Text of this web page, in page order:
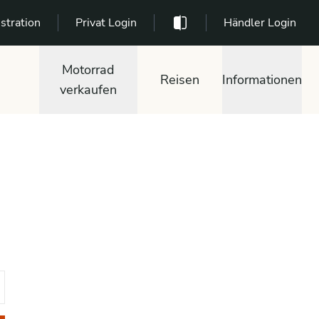
Privat Login Händler Login
Motorrad
verkaufen
Reisen Informationen